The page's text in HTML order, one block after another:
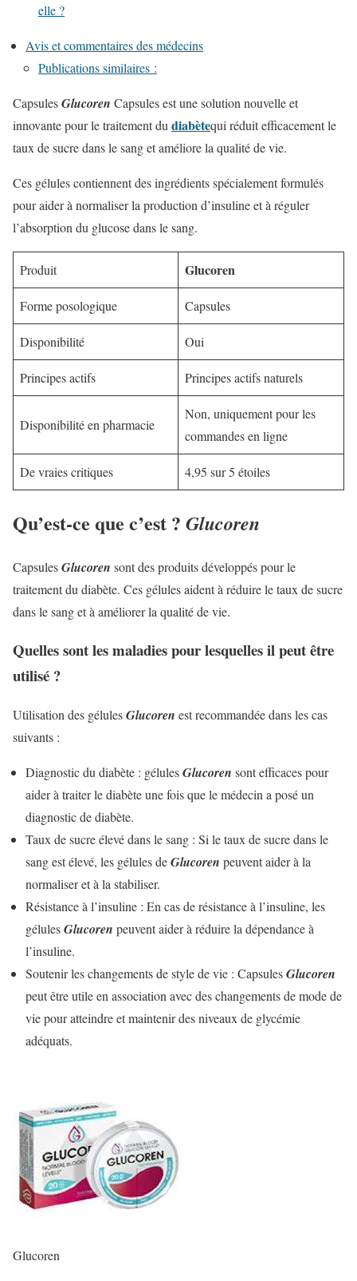
elle ?
Avis et commentaires des médecins
Publications similaires :
CapsulesGlucoren Capsules est une solution nouvelle et
innovante pour le traitement du diabètequi réduit efficacement le
taux de sucre dans le sang et améliore la qualité de vie.
Ces gélules contiennent des ingrédients spécialement formulés
pour aider à normaliser la production d’insuline et à réguler
l’absorption du glucose dans le sang.
Produit Glucoren
Forme posologique Capsules
Disponibilité Oui
Principes actifs Principes actifs naturels
Disponibilité en pharmacie
Non, uniquement pour les
commandes en ligne
De vraies critiques 4,95 sur 5 étoiles
Qu’est-ce que c’est ? Glucoren
CapsulesGlucoren sont des produits développés pour le
traitement du diabète. Ces gélules aident à réduire le taux de sucre
dans le sang et à améliorer la qualité de vie.
Quelles sont les maladies pour lesquelles il peut être
utilisé ?
Utilisation des gélulesGlucoren est recommandée dans les cas
suivants :
Diagnostic du diabète : gélulesGlucoren sont efficaces pour
aider à traiter le diabète une fois que le médecin a posé un
diagnostic de diabète.
Taux de sucre élevé dans le sang : Si le taux de sucre dans le
sang est élevé, les gélules deGlucoren peuvent aider à la
normaliser et à la stabiliser.
Résistance à l’insuline : En cas de résistance à l’insuline, les
gélulesGlucoren peuvent aider à réduire la dépendance à
l’insuline.
Soutenir les changements de style de vie : CapsulesGlucoren
peut être utile en association avec des changements de mode de
vie pour atteindre et maintenir des niveaux de glycémie
adéquats.
Glucoren